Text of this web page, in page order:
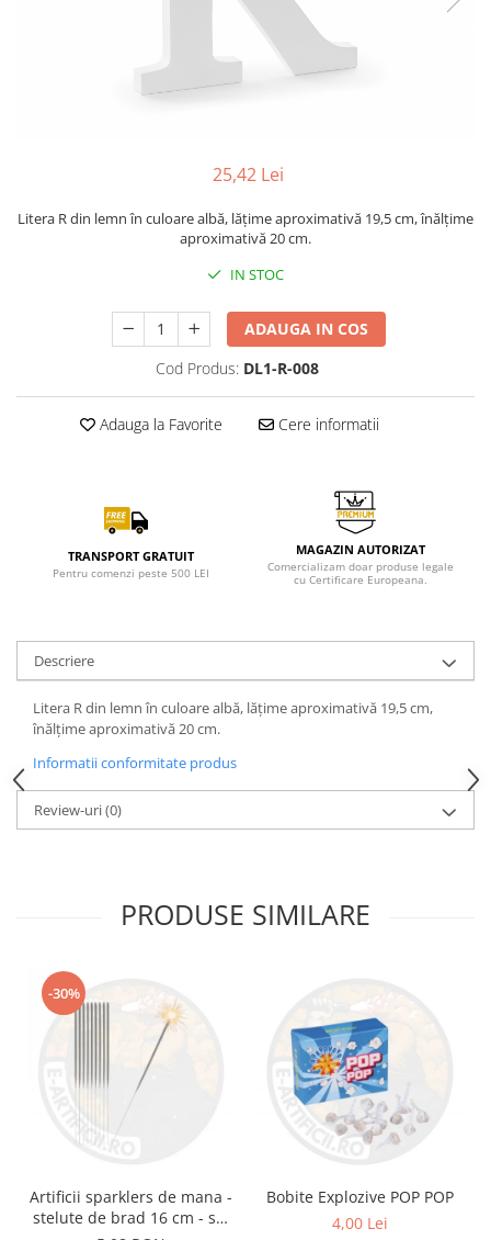
25,42 Lei
Litera R din lemn în culoare albă, lățime aproximativă 19,5 cm, înălțime
aproximativă 20 cm.
IN STOC
ADAUGA IN COS
Cod Produs: DL1-R-008
Adauga la Favorite Cere informatii
TRANSPORT GRATUIT
Pentru comenzi peste 500 LEI
MAGAZIN AUTORIZAT
Comercializam doar produse legale
cu Certificare Europeana.
Descriere
Litera R din lemn în culoare albă, lățime aproximativă 19,5 cm,
înălțime aproximativă 20 cm.
Informatii conformitate produs
Review-uri(0)
PRODUSE SIMILARE
-30%
Artificii sparklers de mana -
stelute de brad 16 cm - set
Bobite Explozive POP POP
4,00 Lei